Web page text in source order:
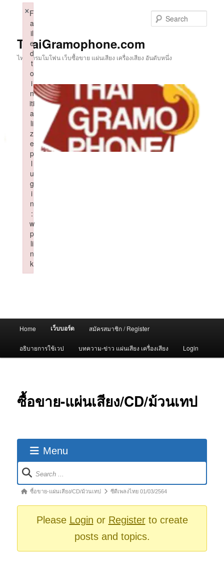
ThaiGramophone.com
ไทยแกรมโมโฟน เว็บซื้อขาย แผ่นเสียง เครื่องเสียง อันดับหนึ่ง
Home เว็บบอร์ด สมัครสมาชิก / Register
อธิบายการใช้เวป บทความ-ข่าว แผ่นเสียง เครื่องเสียง Login
ซื้อขาย-แผ่นเสียง/CD/ม้วนเทป
Menu
Forum
Navigation
Forumซื้อขาย-แผ่นเสียง/CD/ม้วนเทป ซีดีเพลงไทย 01/03/2564
Please Login or Registerto create
posts and topics.
F
a
il
e
d
t
o
i
n
iti
a
li
z
e
p
l
u
g
i
n
:
w
p
li
n
k
×
Failed to initialize plugin: wplink